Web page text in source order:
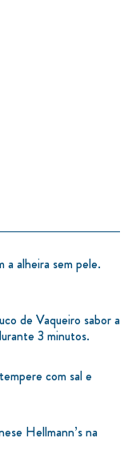
a alheira sem pele.
de Vaqueiro sabor a
3 minutos.
com sal e
Hellmann’s na